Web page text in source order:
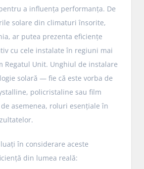
a influența performanța. De
solare din climaturi însorite,
ar putea prezenta eficiențe
cu cele instalate în regiuni mai
Regatul Unit. Unghiul de instalare
solară — fie că este vorba de
policristaline sau film
asemenea, roluri esențiale în
în considerare aceste
din lumea reală: